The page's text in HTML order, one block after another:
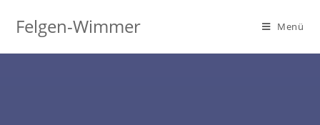
Felgen-Wimmer Menü